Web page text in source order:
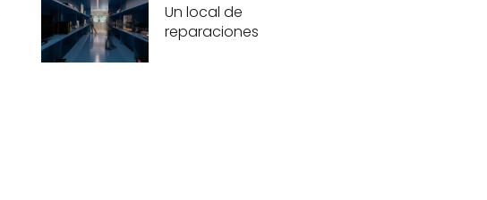
Un local de
reparaciones